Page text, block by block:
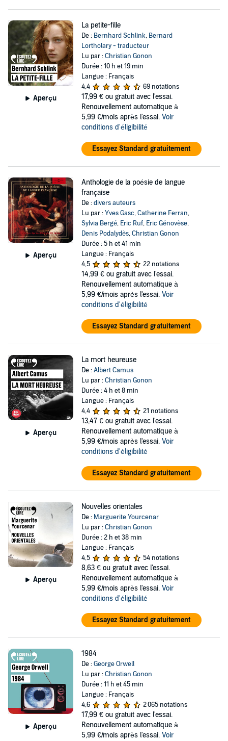
Aperçu
La petite-fille
De : Bernhard Schlink, Bernard
Lortholary - traducteur
Lu par :Christian Gonon
Durée : 10 h et 19 min
Langue : Français
4,4
69 notations
17,99 € ou gratuit avec l'essai.
Renouvellement automatique à
5,99 €/mois après l'essai. Voir
conditions d'éligibilité
Essayez Standard gratuitement
Aperçu
Anthologie de la poésie de langue
française
De :divers auteurs
Lu par :Yves Gasc,Catherine Ferran,
Sylvia Bergé, Eric Ruf, Eric Génovèse,
Denis Podalydès,Christian Gonon
Durée : 5 h et 41 min
Langue : Français
4,5
22 notations
14,99 € ou gratuit avec l'essai.
Renouvellement automatique à
5,99 €/mois après l'essai. Voir
conditions d'éligibilité
Essayez Standard gratuitement
Aperçu
La mort heureuse
De :Albert Camus
Lu par :Christian Gonon
Durée : 4 h et 8 min
Langue : Français
4,4
21 notations
13,47 € ou gratuit avec l'essai.
Renouvellement automatique à
5,99 €/mois après l'essai. Voir
conditions d'éligibilité
Essayez Standard gratuitement
Aperçu
Nouvelles orientales
De : Marguerite Yourcenar
Lu par :Christian Gonon
Durée : 2 h et 38 min
Langue : Français
4,5
54 notations
8,63 € ou gratuit avec l'essai.
Renouvellement automatique à
5,99 €/mois après l'essai. Voir
conditions d'éligibilité
Essayez Standard gratuitement
Aperçu
1984
De :George Orwell
Lu par :Christian Gonon
Durée : 11 h et 45 min
Langue : Français
4,6
2 065 notations
17,99 € ou gratuit avec l'essai.
Renouvellement automatique à
5,99 €/mois après l'essai. Voir